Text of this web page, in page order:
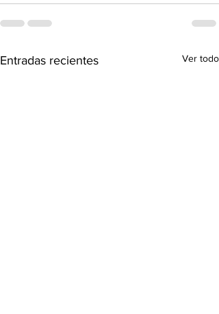
Entradas recientes Ver todo